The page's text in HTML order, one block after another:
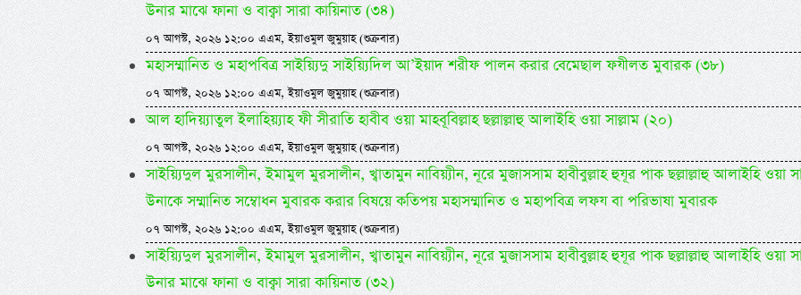
উনার মাঝে ফানা ও বাক্বা সারা কায়িনাত (৩৪)
০৭ আগস্ট, ২০২৬ ১২:০০ এএম, ইয়াওমুল জুমুয়াহ (শুক্রবার)
মহাসম্মানিত ও মহাপবিত্র সাইয়্যিদু সাইয়্যিদিল আ’ইয়াদ শরীফ পালন করার বেমেছাল ফযীলত মুবারক (৩৮)
০৭ আগস্ট, ২০২৬ ১২:০০ এএম, ইয়াওমুল জুমুয়াহ (শুক্রবার)
আল হাদিয়্যাতুল ইলাহিয়্যাহ ফী সীরাতি হাবীব ওয়া মাহবূবিল্লাহ ছল্লাল্লাহু আলাইহি ওয়া সাল্লাম (২০)
০৭ আগস্ট, ২০২৬ ১২:০০ এএম, ইয়াওমুল জুমুয়াহ (শুক্রবার)
সাইয়্যিদুল মুরসালীন, ইমামুল মুরসালীন, খ্বাতামুন নাবিয়্যীন, নূরে মুজাসসাম হাবীবুল্লাহ হুযূর পাক ছল্লাল্লাহু আলাইহি ওয়া
উনাকে সম্মানিত সম্বোধন মুবারক করার বিষয়ে কতিপয় মহাসম্মানিত ও মহাপবিত্র লফয বা পরিভাষা মুবারক
০৭ আগস্ট, ২০২৬ ১২:০০ এএম, ইয়াওমুল জুমুয়াহ (শুক্রবার)
সাইয়্যিদুল মুরসালীন, ইমামুল মুরসালীন, খ্বাতামুন নাবিয়্যীন, নূরে মুজাসসাম হাবীবুল্লাহ হুযূর পাক ছল্লাল্লাহু আলাইহি ওয়া
উনার মাঝে ফানা ও বাক্বা সারা কায়িনাত (৩২)